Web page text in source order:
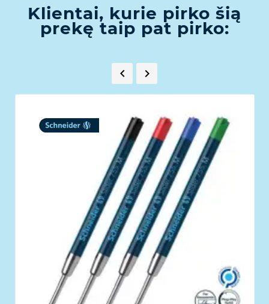
Klientai, kurie pirko šią
prekę taip pat pirko:
 